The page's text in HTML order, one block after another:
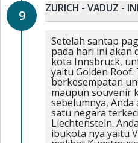
9 ZURICH - VADUZ -
Setelah santap
pada hari ini akan
kota Innsbruck,
yaitu Golden
berkesempatan
maupun souvenir
sebelumnya,
satu negara
Liechtenstein.
ibukota nya yaitu